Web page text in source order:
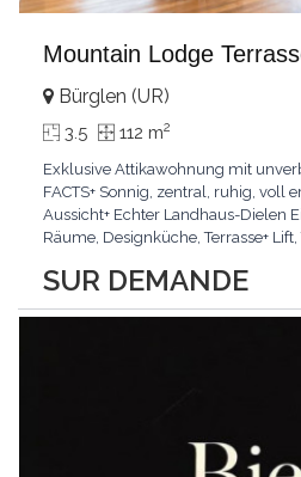
Mountain Lodge
SUR DEMANDE
Bürglen (UR)
3.5 112 m2
Exklusive Attikawohnung mit
FACTS+ Sonnig, zentral, ruhig, voll
Aussicht+ Echter Landhaus-Dielen
Räume, Designküche, Terrasse+
ArchitekturKLARTEXT: Grosszügig,
hochwertig mit